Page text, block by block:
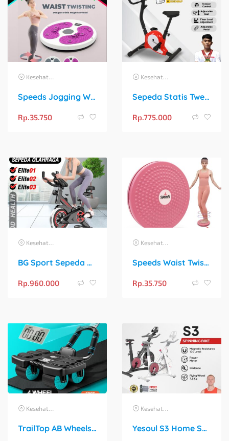
Kesehatan
Speeds Jogging Waist Twisting Disc: Alat Olahraga Portable 360° untuk Latihan Santai di Rumah
Rp.35.750
Kesehatan
Sepeda Statis Twen BB379Big Belt Bike New Arrival Alat Fitness
Rp.775.000
Kesehatan
BG Sport Sepeda Statis Spin Bike: Solusi Fitness Kardio di Rumah
Rp. 960.000
Kesehatan
Speeds Waist Twisting Disc 360°: Alat Olahraga Santai untuk Perut Rata dan Tubuh Fleksibel
Rp. 35.750
Kesehatan
TrailTop AB Wheels Plank Trainer: Alat 2-in-1 Pembentuk Otot Inti Terbaik
Kesehatan
Yesoul S3 Home Smart Spinning Bike: Sepeda Statis Pintar untuk Gym di Rumah